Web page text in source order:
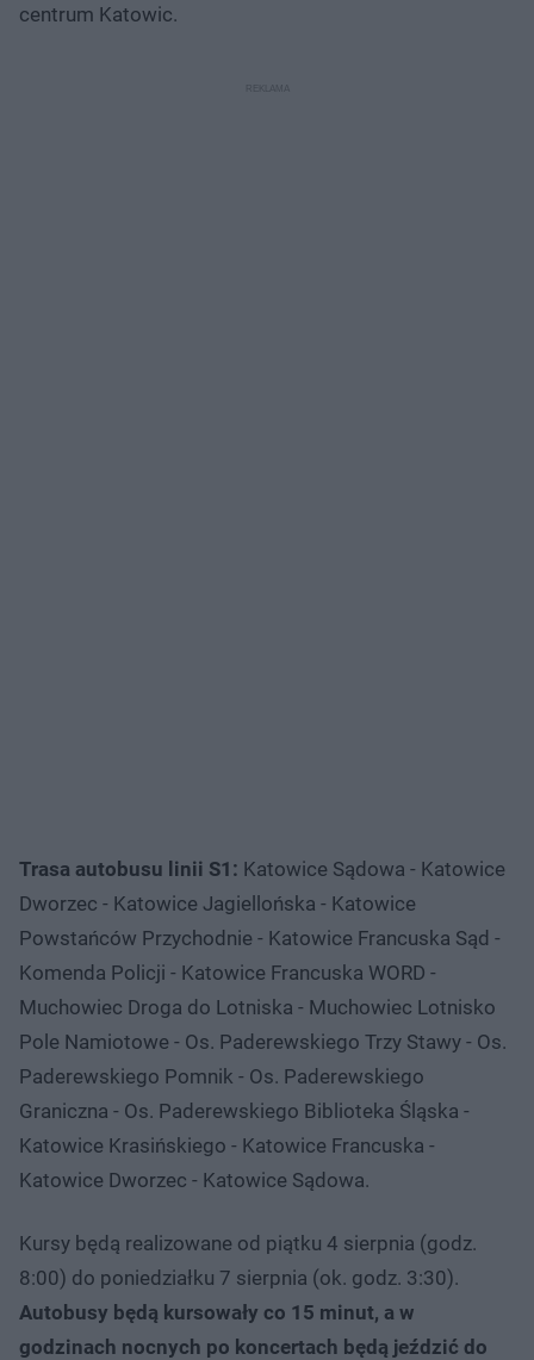
centrum Katowic.
Trasa autobusu linii S1: Katowice Sądowa - Katowice
Dworzec - Katowice Jagiellońska - Katowice
Powstańców Przychodnie - Katowice Francuska Sąd -
Komenda Policji - Katowice Francuska WORD -
Muchowiec Droga do Lotniska - Muchowiec Lotnisko
Pole Namiotowe - Os. Paderewskiego Trzy Stawy - Os.
Paderewskiego Pomnik - Os. Paderewskiego
Graniczna - Os. Paderewskiego Biblioteka Śląska -
Katowice Krasińskiego - Katowice Francuska -
Katowice Dworzec - Katowice Sądowa.
Kursy będą realizowane od piątku 4 sierpnia (godz.
8:00) do poniedziałku 7 sierpnia (ok. godz. 3:30).
Autobusy będą kursowały co 15 minut, a w
godzinach nocnych po koncertach będą jeździć do